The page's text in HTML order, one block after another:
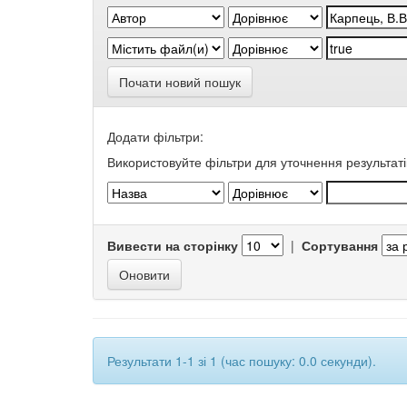
Почати новий пошук
Додати фільтри:
Використовуйте фільтри для уточнення
Вивести на сторінку | Сортування
Результати 1-1 зі 1 (час пошуку: 0.0 секунди).